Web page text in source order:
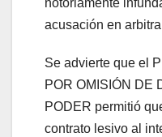
notoriamente
acusación en
Se advierte que el
POR OMISIÓN DE
PODER permitió
contrato lesivo al